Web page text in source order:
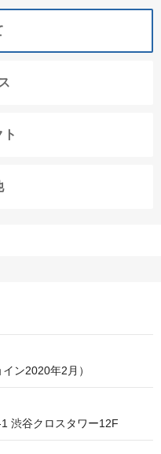
ト
ン2020年2月）
渋谷クロスタワー12F